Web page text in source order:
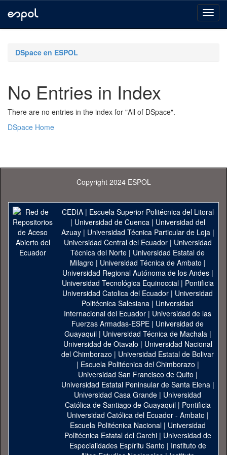
navigationDSpace en ESPOL
No Entries in Index
There are no entries in the index for "All of DSpace".
DSpace Home
Copyright 2024 ESPOL
CEDIA| Escuela Superior Politécnica del Litoral
| Universidad de Cuenca| Universidad del
Azuay| Universidad Técnica Particular de Loja|
Universidad Central del Ecuador| Universidad
Técnica del Norte | Universidad Estatal de
Milagro | Universidad Técnica de Ambato |
Universidad Regional Autónoma de los Andes|
Universidad Tecnológica Equinoccial| Pontificia
Universidad Catolica del Ecuador | Universidad
Politécnica Salesiana | Universidad
Internacional del Ecuador | Universidad de las
Fuerzas Armadas-ESPE | Universidad de
Guayaquil| Universidad Técnica de Machala|
Universidad de Otavalo | Universidad Nacional
del Chimborazo | Universidad Estatal de Bolivar
| Escuela Politécnica del Chimborazo |
Universidad San Francisco de Quito |
Universidad Estatal Peninsular de Santa Elena|
Universidad Casa Grande | Universidad
Católica de Santiago de Guayaquil| Pontificia
Universidad Católica del Ecuador - Ambato |
Escuela Politécnica Nacional| Universidad
Politécnica Estatal del Carchi| Universidad de
Especialidades Espíritu Santo | Instituto de